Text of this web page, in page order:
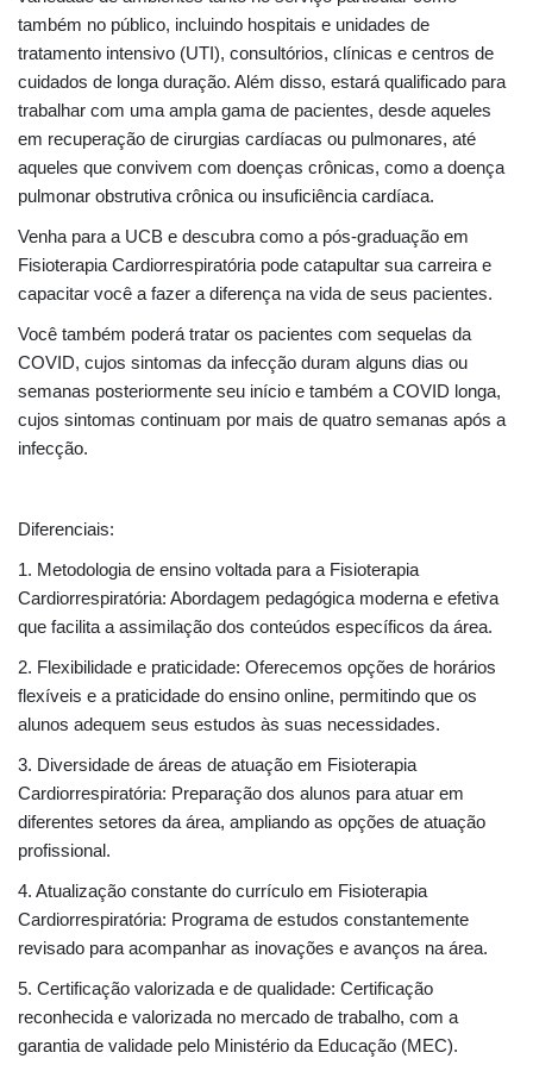
também no público, incluindo hospitais e unidades de
tratamento intensivo (UTI), consultórios, clínicas e centros de
cuidados de longa duração. Além disso, estará qualificado para
trabalhar com uma ampla gama de pacientes, desde aqueles
em recuperação de cirurgias cardíacas ou pulmonares, até
aqueles que convivem com doenças crônicas, como a doença
pulmonar obstrutiva crônica ou insuficiência cardíaca.
Venha para a UCB e descubra como a pós-graduação em
Fisioterapia Cardiorrespiratória pode catapultar sua carreira e
capacitar você a fazer a diferença na vida de seus pacientes.
Você também poderá tratar os pacientes com sequelas da
COVID, cujos sintomas da infecção duram alguns dias ou
semanas posteriormente seu início e também a COVID longa,
cujos sintomas continuam por mais de quatro semanas após a
infecção.
Diferenciais:
1. Metodologia de ensino voltada para a Fisioterapia
Cardiorrespiratória: Abordagem pedagógica moderna e efetiva
que facilita a assimilação dos conteúdos específicos da área.
2. Flexibilidade e praticidade: Oferecemos opções de horários
flexíveis e a praticidade do ensino online, permitindo que os
alunos adequem seus estudos às suas necessidades.
3. Diversidade de áreas de atuação em Fisioterapia
Cardiorrespiratória: Preparação dos alunos para atuar em
diferentes setores da área, ampliando as opções de atuação
profissional.
4. Atualização constante do currículo em Fisioterapia
Cardiorrespiratória: Programa de estudos constantemente
revisado para acompanhar as inovações e avanços na área.
5. Certificação valorizada e de qualidade: Certificação
reconhecida e valorizada no mercado de trabalho, com a
garantia de validade pelo Ministério da Educação (MEC).